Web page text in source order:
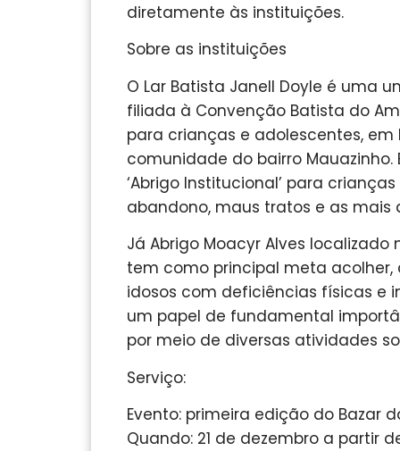
diretamente às instituições.
Sobre as instituições
O Lar Batista Janell Doyle é uma
filiada à Convenção Batista do
para crianças e adolescentes,
comunidade do bairro
‘Abrigo Institucional’ para
abandono, maus tratos e as mais
Já Abrigo Moacyr Alves
tem como principal meta
idosos com deficiências físicas e
um papel de fundamental
por meio de diversas atividades
Serviço:
Evento: primeira edição do Bazar
Quando: 21 de dezembro a partir